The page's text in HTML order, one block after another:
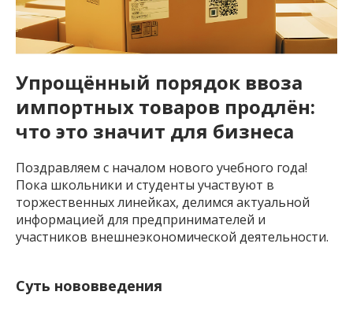
Упрощённый порядок ввоза
импортных товаров продлён:
что это значит для бизнеса
Поздравляем с началом нового учебного года!
Пока школьники и студенты участвуют в
торжественных линейках, делимся актуальной
информацией для предпринимателей и
участников внешнеэкономической деятельности.
Суть нововведения